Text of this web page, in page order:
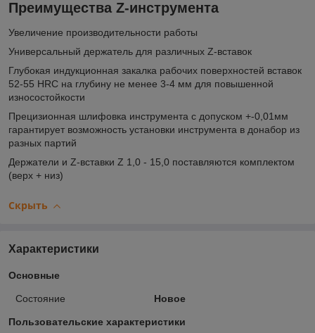
Преимущества Z-инструмента
Увеличение производительности работы
Универсальный держатель для различных Z-вставок
Глубокая индукционная закалка рабочих поверхностей вставок
52-55 HRC на глубину не менее 3-4 мм для повышенной
износостойкости
Прецизионная шлифовка инструмента с допуском +-0,01мм
гарантирует возможность установки инструмента в донабор из
разных партий
Держатели и Z-вставки Z 1,0 - 15,0 поставляются комплектом
(верх + низ)
Скрыть
Характеристики
Основные
Состояние Новое
Пользовательские характеристики